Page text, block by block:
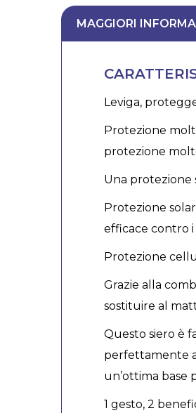
MAGGIORI
Leviga,
Protezione
protezione
Una protezione
Protezione
efficace contro i
Protezione
Grazie alla
sostituire al
Questo siero è
perfettamente
un’ottima base
1 gesto, 2